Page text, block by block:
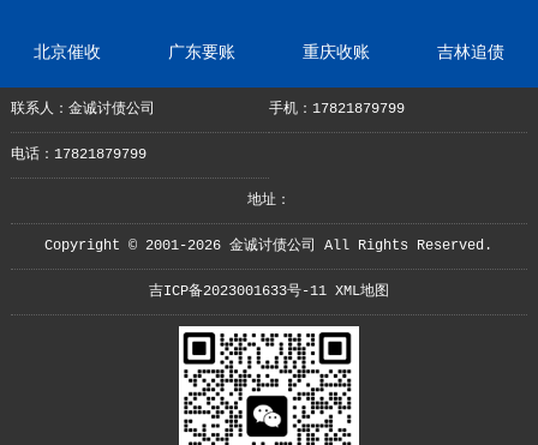
北京催收 广东要账 重庆收账 吉林追债
联系人：金诚讨债公司 手机：17821879799
电话：17821879799
地址：
Copyright © 2001-2026 金诚讨债公司 All Rights Reserved.
吉ICP备2023001633号-11 XML地图